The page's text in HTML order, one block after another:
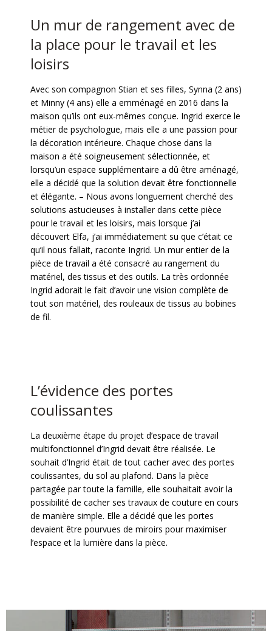
Un mur de rangement avec de
la place pour le travail et les
loisirs
Avec son compagnon Stian et ses filles, Synna (2 ans)
et Minny (4 ans) elle a emménagé en 2016 dans la
maison qu’ils ont eux-mêmes conçue. Ingrid exerce le
métier de psychologue, mais elle a une passion pour
la décoration intérieure. Chaque chose dans la
maison a été soigneusement sélectionnée, et
lorsqu’un espace supplémentaire a dû être aménagé,
elle a décidé que la solution devait être fonctionnelle
et élégante. – Nous avons longuement cherché des
solutions astucieuses à installer dans cette pièce
pour le travail et les loisirs, mais lorsque j’ai
découvert Elfa, j’ai immédiatement su que c’était ce
qu’il nous fallait, raconte Ingrid. Un mur entier de la
pièce de travail a été consacré au rangement du
matériel, des tissus et des outils. La très ordonnée
Ingrid adorait le fait d’avoir une vision complète de
tout son matériel, des rouleaux de tissus au bobines
de fil.
L’évidence des portes
coulissantes
La deuxième étape du projet d’espace de travail
multifonctionnel d’Ingrid devait être réalisée. Le
souhait d’Ingrid était de tout cacher avec des portes
coulissantes, du sol au plafond. Dans la pièce
partagée par toute la famille, elle souhaitait avoir la
possibilité de cacher ses travaux de couture en cours
de manière simple. Elle a décidé que les portes
devaient être pourvues de miroirs pour maximiser
l’espace et la lumière dans la pièce.